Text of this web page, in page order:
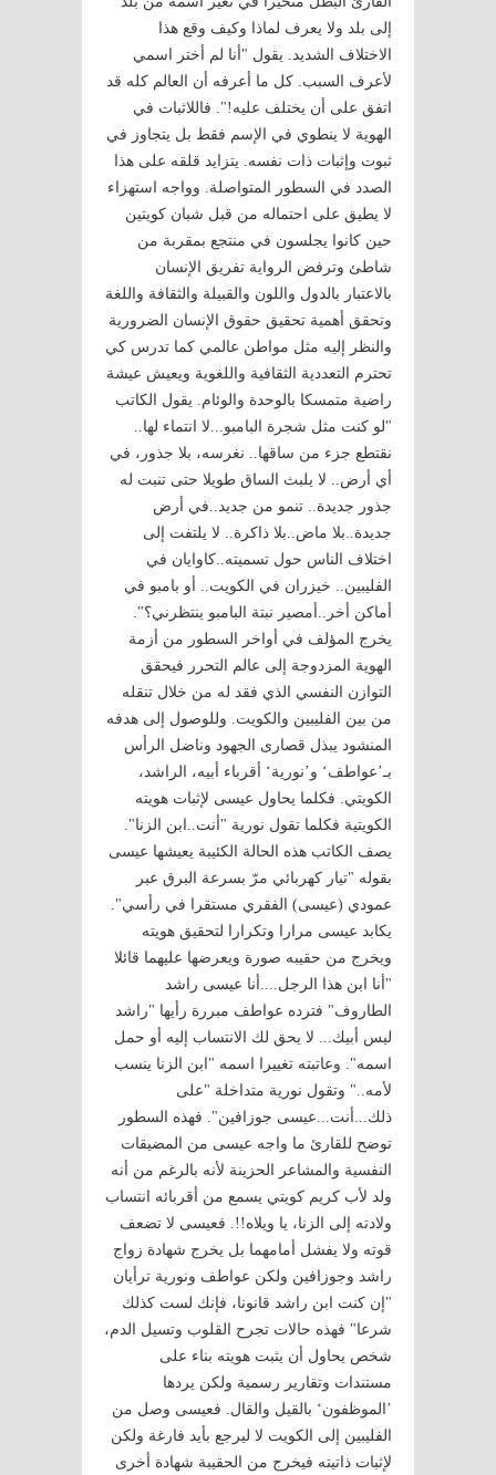
إلى بلد ولا يعرف لماذا وكيف وقع هذا
الاختلاف الشديد. يقول "أنا لم أختر اسمي
لأعرف السبب. كل ما أعرفه أن العالم كله قد
اتفق على أن يختلف عليه!". فاللاثبات في
الهوية لا ينطوي في الإسم فقط بل يتجاوز في
ثبوت وإثبات ذات نفسه. يتزايد قلقه على هذا
الصدد في السطور المتواصلة. وواجه استهزاء
لا يطيق على احتماله من قبل شبان كويتين
حين كانوا يجلسون في منتجع بمقربة من
شاطئ وترفض الرواية تفريق الإنسان
بالاعتبار بالدول واللون والقبيلة والثقافة واللغة
وتحقق أهمية تحقيق حقوق الإنسان الضرورية
والنظر إليه مثل مواطن عالمي كما تدرس كي
تحترم التعددية الثقافية واللغوية ويعيش عيشة
راضية متمسكا بالوحدة والوئام. يقول الكاتب
"لو كنت مثل شجرة البامبو...لا انتماء لها..
نقتطع جزء من ساقها.. نغرسه، بلا جذور، في
أي أرض.. لا يلبث الساق طويلا حتى تنبت له
جذور جديدة.. تنمو من جديد..في أرض
جديدة..بلا ماض..بلا ذاكرة.. لا يلتفت إلى
اختلاف الناس حول تسميته..كاوايان في
الفليبين.. خيزران في الكويت.. أو بامبو في
أماكن أخر..أمصير نبتة البامبو ينتظرني؟".
يخرج المؤلف في أواخر السطور من أزمة
الهوية المزدوجة إلى عالم التحرر فيحقق
التوازن النفسي الذي فقد له من خلال تنقله
من بين الفليبين والكويت. وللوصول إلى هدفه
المنشود يبذل قصارى الجهود وناضل الرأس
بـ’عواطف‘ و’نورية‘ أقرباء أبيه، الراشد،
الكويتي. فكلما يحاول عيسى لإثبات هويته
الكويتية فكلما تقول نورية "أنت..ابن الزنا".
يصف الكاتب هذه الحالة الكئيبة يعيشها عيسى
بقوله "تيار كهربائي مرّ بسرعة البرق عبر
عمودي (عيسى) الفقري مستقرا في رأسي".
يكابد عيسى مرارا وتكرارا لتحقيق هويته
ويخرج من حقيبه صورة ويعرضها عليهما قائلا
"أنا ابن هذا الرجل....أنا عيسى راشد
الطاروف" فترده عواطف مبررة رأيها "راشد
ليس أبيك... لا يحق لك الانتساب إليه أو حمل
اسمه". وعاتبته تغييرا اسمه "ابن الزنا ينسب
لأمه.." وتقول نورية متداخلة "على
ذلك...أنت...عيسى جوزافين". فهذه السطور
توضح للقارئ ما واجه عيسى من المضيقات
النفسية والمشاعر الحزينة لأنه بالرغم من أنه
ولد لأب كريم كويتي يسمع من أقربائه انتساب
ولادته إلى الزنا، يا ويلاه!!. فعيسى لا تضعف
قوته ولا يفشل أمامهما بل يخرج شهادة زواج
راشد وجوزافين ولكن عواطف ونورية ترأيان
"إن كنت ابن راشد قانونا، فإنك لست كذلك
شرعا" فهذه حالات تجرح القلوب وتسيل الدم،
شخص يحاول أن يثبت هويته بناء على
مستندات وتقارير رسمية ولكن يردها
’الموظفون‘ بالقيل والقال. فعيسى وصل من
الفليبين إلى الكويت لا ليرجع بأيد فارغة ولكن
لإثبات ذاتيته فيخرج من الحقيبة شهادة أخرى